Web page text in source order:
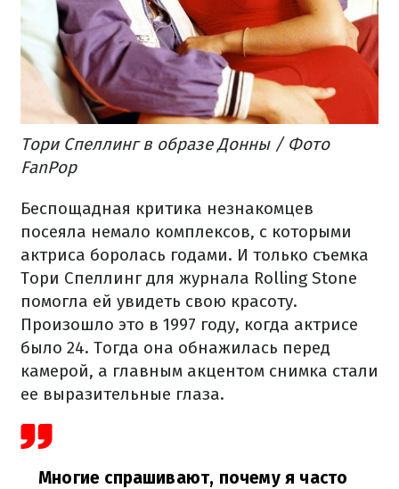
Тори Спеллинг в образе Донны / Фото
FanPop
Беспощадная критика незнакомцев
посеяла немало комплексов, с которыми
актриса боролась годами. И только съемка
Тори Спеллинг для журнала Rolling Stone
помогла ей увидеть свою красоту.
Произошло это в 1997 году, когда актрисе
было 24. Тогда она обнажилась перед
камерой, а главным акцентом снимка стали
ее выразительные глаза.
Многие спрашивают, почему я часто